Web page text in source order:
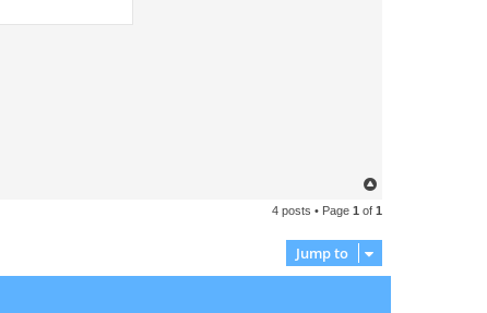
p
4 posts • Page 1 of 1
Jump to